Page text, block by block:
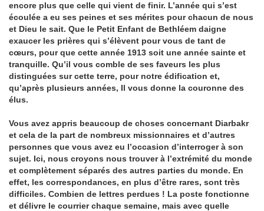
encore plus que celle qui vient de finir. L’année qui s’est
écoulée a eu ses peines et ses mérites pour chacun de nous
et Dieu le sait. Que le Petit Enfant de Bethléem daigne
exaucer les prières qui s’élèvent pour vous de tant de
cœurs, pour que cette année 1913 soit une année sainte et
tranquille. Qu’il vous comble de ses faveurs les plus
distinguées sur cette terre, pour notre édification et,
qu’après plusieurs années, Il vous donne la couronne des
élus.
Vous avez appris beaucoup de choses concernant Diarbakr
et cela de la part de nombreux missionnaires et d’autres
personnes que vous avez eu l’occasion d’interroger à son
sujet. Ici, nous croyons nous trouver à l’extrémité du monde
et complètement séparés des autres parties du monde. En
effet, les correspondances, en plus d’être rares, sont très
difficiles. Combien de lettres perdues ! La poste fonctionne
et délivre le courrier chaque semaine, mais avec quelle